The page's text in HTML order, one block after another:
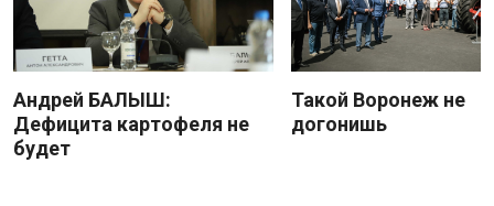
Андрей БАЛЫШ:
Дефицита картофеля не
будет
Такой Воронеж не
догонишь